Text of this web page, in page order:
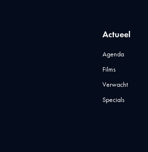
Actueel
Agenda
Films
Verwacht
Specials